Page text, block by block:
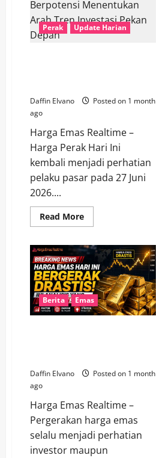
Perak Update Harian
Daffin Elvano
Posted on 1 month
ago
Harga Emas Realtime –
Harga Perak Hari Ini
kembali menjadi perhatian
pelaku pasar pada 27 Juni
2026....
Read MoreRead
more
Perak
27
Juni
2026
Berpotensi
Menentukan
Arah
Tren
Investasi
Berita Emas
Daffin Elvano
Posted on 1 month
ago
Harga Emas Realtime –
Pergerakan harga emas
selalu menjadi perhatian
investor maupun